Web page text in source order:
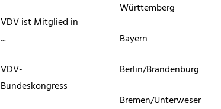
VDV ist Mitglied in
...
VDV-
Bundeskongress
Württemberg
Bayern
Berlin/Brandenburg
Bremen/Unterweser